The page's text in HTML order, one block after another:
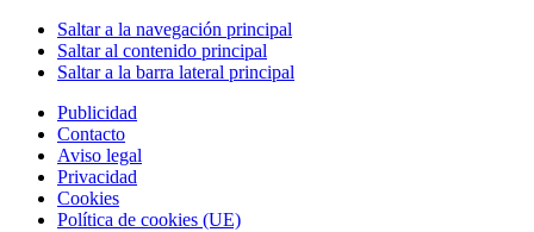
Saltar a la navegación principal
Saltar al contenido principal
Saltar a la barra lateral principal
Publicidad
Contacto
Aviso legal
Privacidad
Cookies
Política de cookies (UE)